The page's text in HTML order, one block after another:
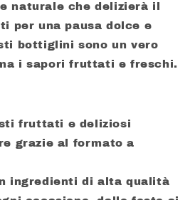
naturale che delizierà il
per una pausa dolce e
bottiglini sono un vero
i sapori fruttati e freschi.
fruttati e deliziosi
grazie al formato a
ingredienti di alta qualità